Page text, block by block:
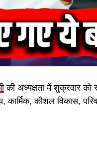
की अध्यक्षता में शुक्रवार को
कौशल विकास,